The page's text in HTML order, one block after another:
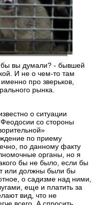
бы вы думали? - бывшей
И не о чем-то там
про зверьков,
рынка.
о ситуации
со стороны
по приему
по данному факту
органы, но я
бы не было, если бы
или должны были бы
о садизме над ними,
еще и платить за
вид, что не